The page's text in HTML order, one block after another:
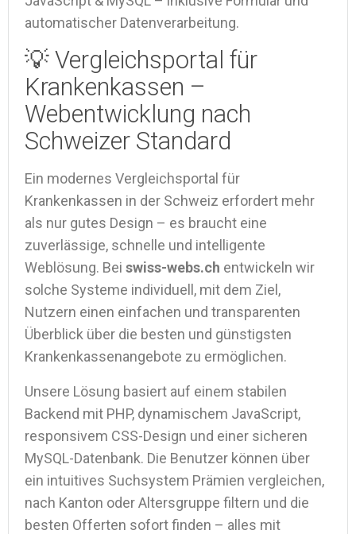
automatischer Datenverarbeitung.
💡 Vergleichsportal für
Krankenkassen –
Webentwicklung nach
Schweizer Standard
Ein modernes Vergleichsportal für
Krankenkassen in der Schweiz erfordert mehr
als nur gutes Design – es braucht eine
zuverlässige, schnelle und intelligente
Weblösung. Bei swiss-webs.ch entwickeln wir
solche Systeme individuell, mit dem Ziel,
Nutzern einen einfachen und transparenten
Überblick über die besten und günstigsten
Krankenkassenangebote zu ermöglichen.
Unsere Lösung basiert auf einem stabilen
Backend mit PHP, dynamischem JavaScript,
responsivem CSS-Design und einer sicheren
MySQL-Datenbank. Die Benutzer können über
ein intuitives Suchsystem Prämien vergleichen,
nach Kanton oder Altersgruppe filtern und die
besten Offerten sofort finden – alles mit